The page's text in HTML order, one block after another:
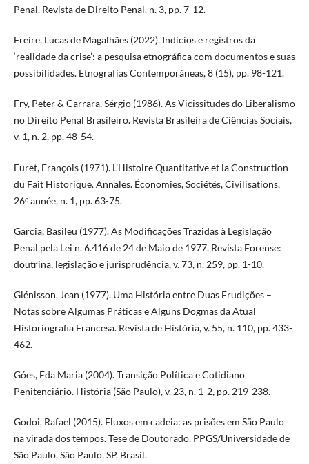
Penal. Revista de Direito Penal. n. 3, pp. 7-12.
Freire, Lucas de Magalhães (2022). Indícios e registros da
‘realidade da crise’: a pesquisa etnográfica com documentos e suas
possibilidades. Etnografías Contemporáneas, 8 (15), pp. 98-121.
Fry, Peter & Carrara, Sérgio (1986). As Vicissitudes do Liberalismo
no Direito Penal Brasileiro. Revista Brasileira de Ciências Sociais,
v. 1, n. 2, pp. 48-54.
Furet, François (1971). L’Histoire Quantitative et la Construction
du Fait Historique. Annales. Économies, Sociétés, Civilisations,
26ᵉ année, n. 1, pp. 63-75.
Garcia, Basileu (1977). As Modificações Trazidas à Legislação
Penal pela Lei n. 6.416 de 24 de Maio de 1977. Revista Forense:
doutrina, legislação e jurisprudência, v. 73, n. 259, pp. 1-10.
Glénisson, Jean (1977). Uma História entre Duas Erudições –
Notas sobre Algumas Práticas e Alguns Dogmas da Atual
Historiografia Francesa. Revista de História, v. 55, n. 110, pp. 433-
462.
Góes, Eda Maria (2004). Transição Política e Cotidiano
Penitenciário. História (São Paulo), v. 23, n. 1-2, pp. 219-238.
Godoi, Rafael (2015). Fluxos em cadeia: as prisões em São Paulo
na virada dos tempos. Tese de Doutorado. PPGS/Universidade de
São Paulo, São Paulo, SP, Brasil.